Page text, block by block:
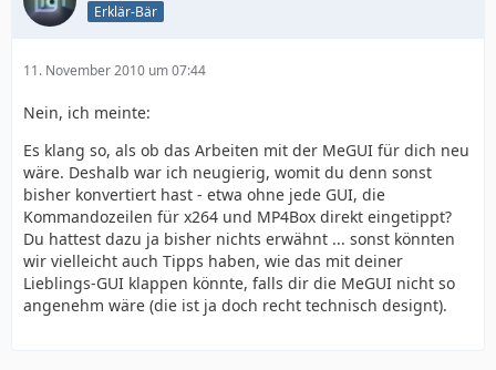
Erklär-Bär
11. November 2010 um 07:44
Nein, ich meinte:
Es klang so, als ob das Arbeiten mit der MeGUI für dich neu
wäre. Deshalb war ich neugierig, womit du denn sonst
bisher konvertiert hast - etwa ohne jede GUI, die
Kommandozeilen für x264 und MP4Box direkt eingetippt?
Du hattest dazu ja bisher nichts erwähnt ... sonst könnten
wir vielleicht auch Tipps haben, wie das mit deiner
Lieblings-GUI klappen könnte, falls dir die MeGUI nicht so
angenehm wäre (die ist ja doch recht technisch designt).